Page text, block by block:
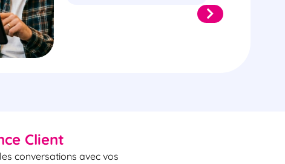
Client
conversations avec vos